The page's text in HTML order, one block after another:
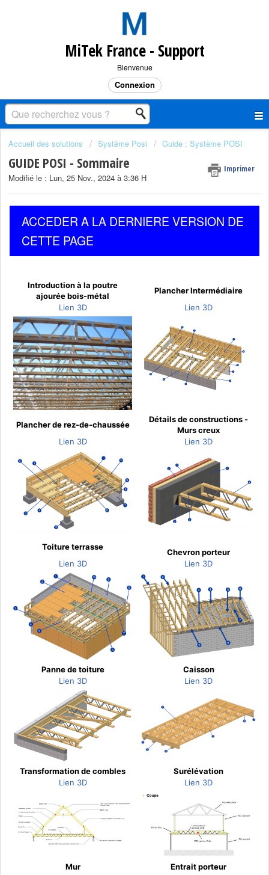
MiTek France - Support
Bienvenue
Connexion
Accueil des solutions Système Posi Guide : Système POSI
GUIDE POSI - Sommaire Imprimer
Modifié le : Lun, 25 Nov., 2024 à 3:36 H
ACCEDER A LA DERNIERE VERSION DE
CETTE PAGE
Introduction à la poutre
ajourée bois-métal
Plancher Intermédiaire
Lien 3D
Lien 3D
Plancher de rez-de-chaussée
Détails de constructions -
Murs creux
Lien 3D
Lien 3D
Toiture terrasse
Chevron porteur
Lien 3D
Lien 3D
Panne de toiture
Caisson
Lien 3D
Lien 3D
Transformation de combles
Surélévation
Lien 3D
Lien 3D
Mur Entrait porteur